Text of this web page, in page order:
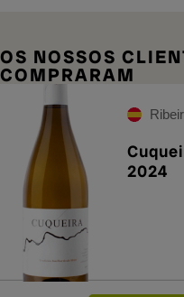
OS NOSSOS
COMPRARAM
2024